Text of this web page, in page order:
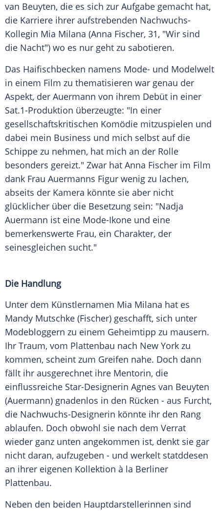
van Beuyten, die es sich zur Aufgabe gemacht hat,
die Karriere ihrer aufstrebenden Nachwuchs-
Kollegin Mia Milana (Anna Fischer, 31, "Wir sind
die Nacht") wo es nur geht zu sabotieren.
Das Haifischbecken namens Mode- und Modelwelt
in einem Film zu thematisieren war genau der
Aspekt, der Auermann von ihrem Debüt in einer
Sat.1-Produktion überzeugte: "In einer
gesellschaftskritischen Komödie mitzuspielen und
dabei mein Business und mich selbst auf die
Schippe zu nehmen, hat mich an der Rolle
besonders gereizt." Zwar hat Anna Fischer im Film
dank Frau Auermanns Figur wenig zu lachen,
abseits der Kamera könnte sie aber nicht
glücklicher über die Besetzung sein: "Nadja
Auermann ist eine Mode-Ikone und eine
bemerkenswerte Frau, ein Charakter, der
seinesgleichen sucht."
Die Handlung
Unter dem Künstlernamen Mia Milana hat es
Mandy Mutschke (Fischer) geschafft, sich unter
Modebloggern zu einem Geheimtipp zu mausern.
Ihr Traum, vom Plattenbau nach New York zu
kommen, scheint zum Greifen nahe. Doch dann
fällt ihr ausgerechnet ihre Mentorin, die
einflussreiche Star-Designerin Agnes van Beuyten
(Auermann) gnadenlos in den Rücken - aus Furcht,
die Nachwuchs-Designerin könnte ihr den Rang
ablaufen. Doch obwohl sie nach dem Verrat
wieder ganz unten angekommen ist, denkt sie gar
nicht daran, aufzugeben - und werkelt statddesen
an ihrer eigenen Kollektion à la Berliner
Plattenbau.
Neben den beiden Hauptdarstellerinnen sind